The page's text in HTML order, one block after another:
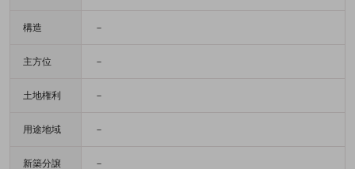
構造 －
主方位 －
土地権利 －
用途地域 －
新築分譲
－